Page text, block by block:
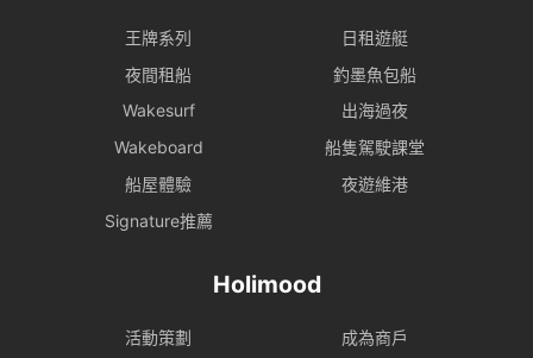
王牌系列
日租遊艇
夜間租船
釣墨魚包船
Wakesurf
出海過夜
Wakeboard
船隻駕駛課堂
船屋體驗
夜遊維港
Signature推薦
Holimood
活動策劃
成為商戶